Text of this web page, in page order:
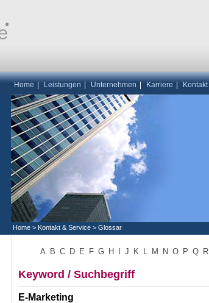
Home Leistungen Unternehmen Karriere
Home > Kontakt & Service > Glossar
A B C D E F G H J K L M N O P Q R
Keyword / Suchbegriff
E-Marketing